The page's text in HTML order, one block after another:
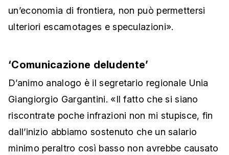
un’economia di frontiera, non può permettersi
ulteriori escamotages e speculazioni».
‘Comunicazione deludente’
D’animo analogo è il segretario regionale Unia
Giangiorgio Gargantini. «Il fatto che si siano
riscontrate poche infrazioni non mi stupisce, fin
dall’inizio abbiamo sostenuto che un salario
minimo peraltro così basso non avrebbe causato